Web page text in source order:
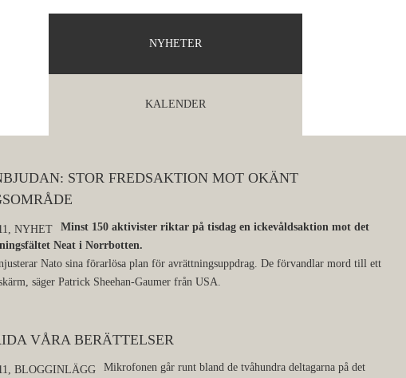
NYHETER
KALENDER
STOR FREDSAKTION MOT OKÄNT
NYHET
Minst 150 aktivister riktar på tisdag en ickevåldsaktion mot det
Neat i Norrbotten.
Nato sina förarlösa plan för avrättningsuppdrag. De förvandlar mord till ett
säger Patrick Sheehan-Gaumer från USA.
VÅRA BERÄTTELSER
BLOGGINLÄGG
Mikrofonen går runt bland de tvåhundra deltagarna på det